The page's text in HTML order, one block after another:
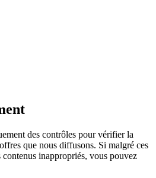
des contrôles pour vérifier la
que nous diffusons. Si malgré ces
contenus inappropriés, vous pouvez